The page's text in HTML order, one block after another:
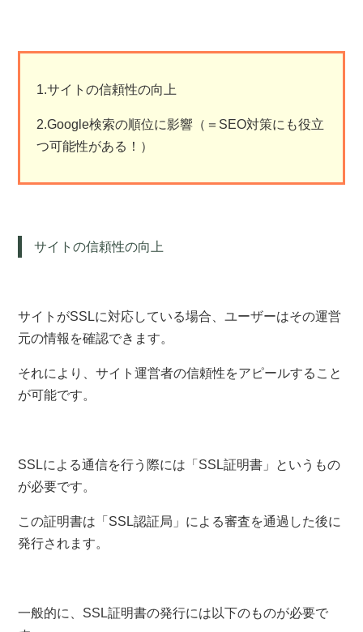
1.サイトの信頼性の向上
2.Google検索の順位に影響（＝SEO対策にも役立
つ可能性がある！）
サイトの信頼性の向上
サイトがSSLに対応している場合、ユーザーはその運営
元の情報を確認できます。
それにより、サイト運営者の信頼性をアピールすること
が可能です。
SSLによる通信を行う際には「SSL証明書」というもの
が必要です。
この証明書は「SSL認証局」による審査を通過した後に
発行されます。
一般的に、SSL証明書の発行には以下のものが必要で